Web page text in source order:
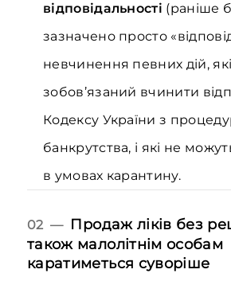
відповідальності (раніше
зазначено просто
невчинення певних дій, які
зобов’язаний вчинити
Кодексу України з
банкрутства, і які не
в умовах карантину.
02 — Продаж ліків без
також малолітнім особам
каратиметься суворіше